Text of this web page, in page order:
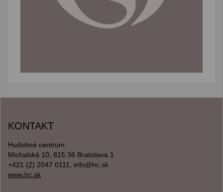
KONTAKT
Hudobné centrum
Michalská 10, 815 36 Bratislava 1
+421 (2) 2047 0111, info@hc.sk
www.hc.sk